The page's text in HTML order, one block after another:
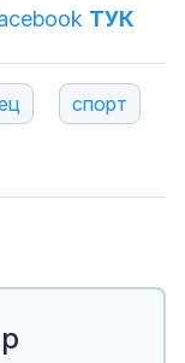
ТУК
спорт